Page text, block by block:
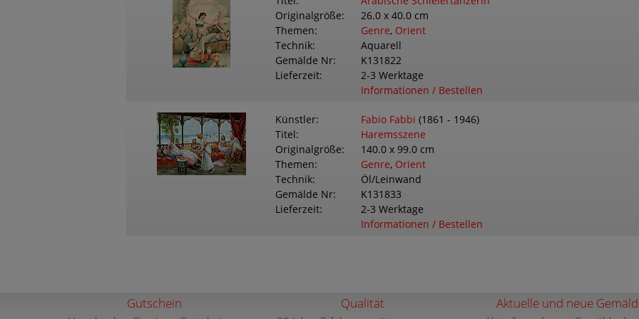
Originalgröße
26.0 x 40.0 cm
Themen
Genre, Orient
Technik
Aquarell
Gemälde Nr
K131822
Lieferzeit
2-3 Werktage
Informationen / Bestellen
Künstler Fabio Fabbi (1861 - 1946)
Titel
Haremsszene
Originalgröße
140.0 x 99.0 cm
Themen
Genre, Orient
Technik
Öl/Leinwand
Gemälde Nr
K131833
Lieferzeit
2-3 Werktage
Informationen / Bestellen
Gutschein Qualität Aktuelle und neue